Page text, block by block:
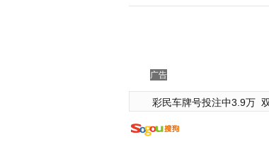
广告
彩民车牌号投注中3.9万